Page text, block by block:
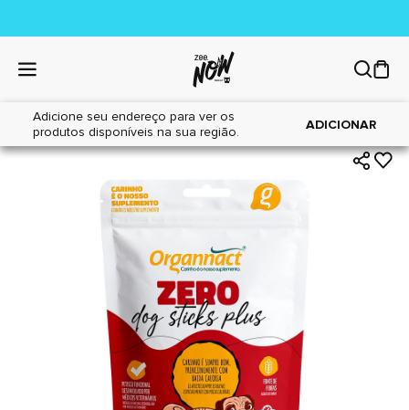
Adicione seu endereço para ver os
produtos disponíveis na sua região.
ADICIONAR
Home|Cães|Farmácia